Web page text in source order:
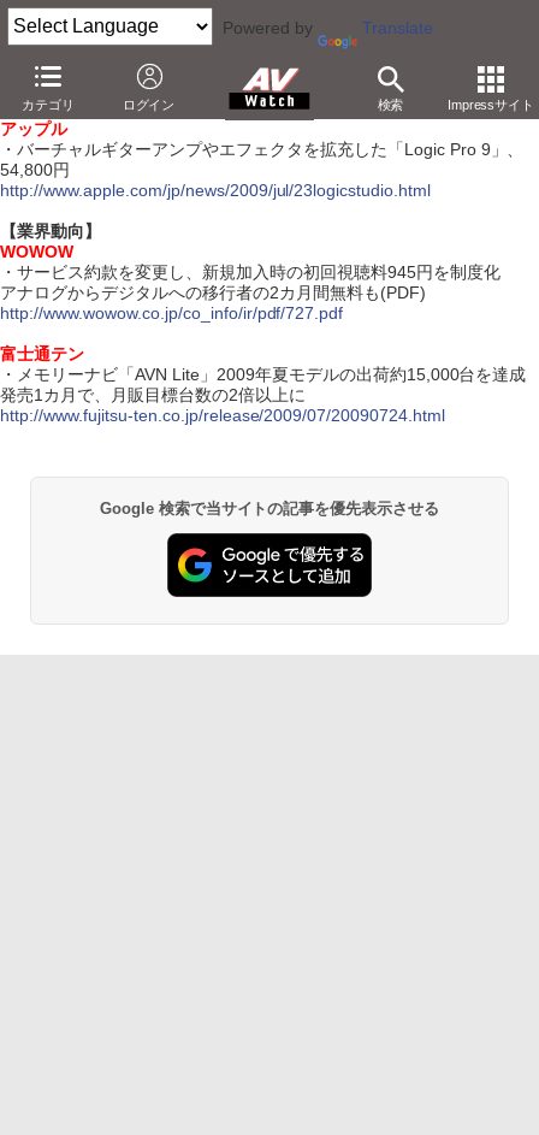
Powered by Translate
カテゴリ ログイン 検索 Impressサイト
【7月24日】
【ソフトウェア】
アップル
・バーチャルギターアンプやエフェクタを拡充した「Logic Pro 9」、
54,800円
http://www.apple.com/jp/news/2009/jul/23logicstudio.html
【業界動向】
WOWOW
・サービス約款を変更し、新規加入時の初回視聴料945円を制度化
アナログからデジタルへの移行者の2カ月間無料も(PDF)
http://www.wowow.co.jp/co_info/ir/pdf/727.pdf
富士通テン
・メモリーナビ「AVN Lite」2009年夏モデルの出荷約15,000台を達成
発売1カ月で、月販目標台数の2倍以上に
http://www.fujitsu-ten.co.jp/release/2009/07/20090724.html
Google 検索で当サイトの記事を優先表示させる